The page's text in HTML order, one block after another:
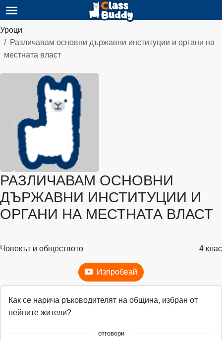
Уроци
Различавам основни държавни институции и органи на
местната власт
РАЗЛИЧАВАМ ОСНОВНИ
ДЪРЖАВНИ ИНСТИТУЦИИ И
ОРГАНИ НА МЕСТНАТА ВЛАСТ
Човекът и обществото 4 клас
Изпробвай
Как се нарича ръководителят на община, избран от
нейните жители?
отговори